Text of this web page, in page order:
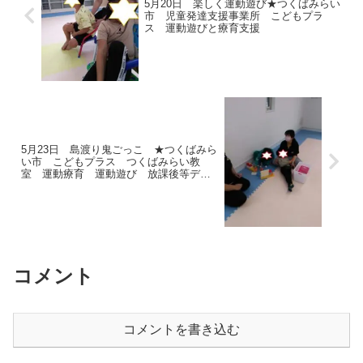
5月20日 楽しく運動遊び★つくばみらい
市 児童発達支援事業所 こどもプラ
ス 運動遊びと療育支援
5月23日 島渡り鬼ごっこ ★つくばみら
い市 こどもプラス つくばみらい教
室 運動療育 運動遊び 放課後等デイ
コメント
コメントを書き込む